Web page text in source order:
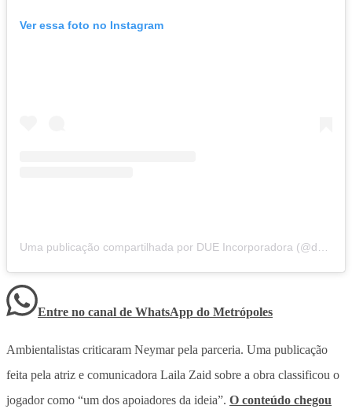
Ver essa foto no Instagram
Entre no canal de WhatsApp do Metrópoles
Ambientalistas criticaram Neymar pela parceria. Uma publicação
feita pela atriz e comunicadora Laila Zaid sobre a obra classificou o
jogador como “um dos apoiadores da ideia”. O conteúdo chegou